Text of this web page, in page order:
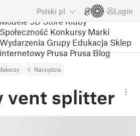
Polski pl Login
Modele 3D Store Kluby
Społeczność Konkursy Marki
Wydarzenia Grupy Edukacja Sklep
internetowy Prusa Prusa Blog
Narzędzia
vent splitter